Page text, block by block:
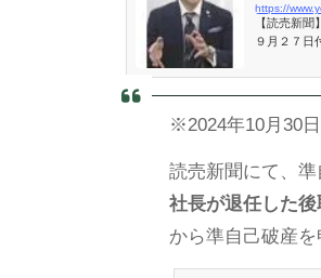
https://
【読売新
９月２７日
た。理由は
※2024年10月30
読売新聞にて、準
社長が退任した
から準自己破産を